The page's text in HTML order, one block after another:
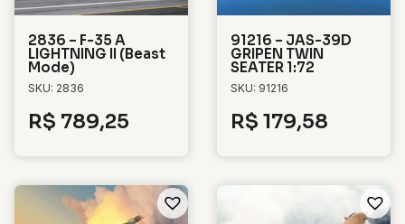
2836 – F-35 A
LIGHTNING II (Beast
Mode)
SKU: 2836
R$ 789,25
91216 – JAS-39D
GRIPEN TWIN
SEATER 1:72
SKU: 91216
R$ 179,58